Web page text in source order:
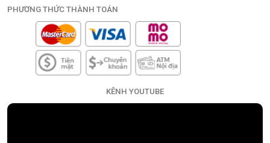
PHƯƠNG THỨC THÀNH TOÁN
KÊNH YOUTUBE